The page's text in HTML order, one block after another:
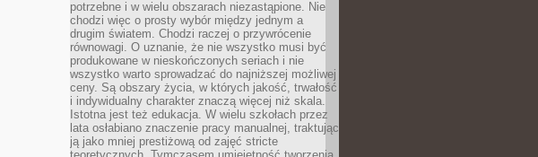
potrzebne i w wielu obszarach niezastąpione. Nie
chodzi więc o prosty wybór między jednym a
drugim światem. Chodzi raczej o przywrócenie
równowagi. O uznanie, że nie wszystko musi być
produkowane w nieskończonych seriach i nie
wszystko warto sprowadzać do najniższej możliwej
ceny. Są obszary życia, w których jakość, trwałość
i indywidualny charakter znaczą więcej niż skala.
Istotna jest też edukacja. W wielu szkołach przez
lata osłabiano znaczenie pracy manualnej, traktując
ją jako mniej prestiżową od zajęć stricte